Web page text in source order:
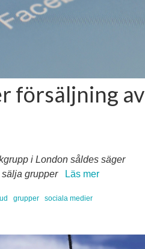
försäljning av
i London såldes säger
grupper
Läs mer
grupper sociala medier